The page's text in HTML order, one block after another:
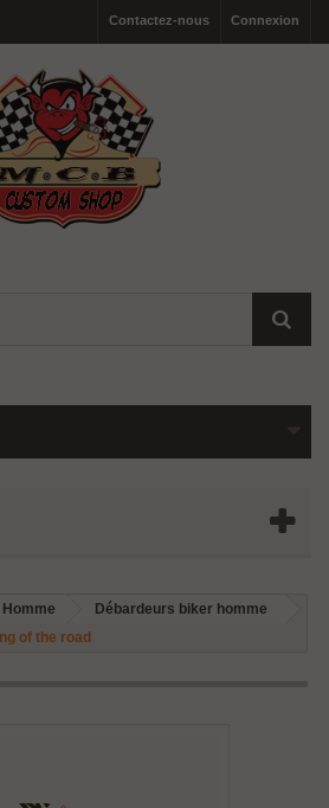
Connexion
Contactez-nous
Débardeurs biker homme
of the road